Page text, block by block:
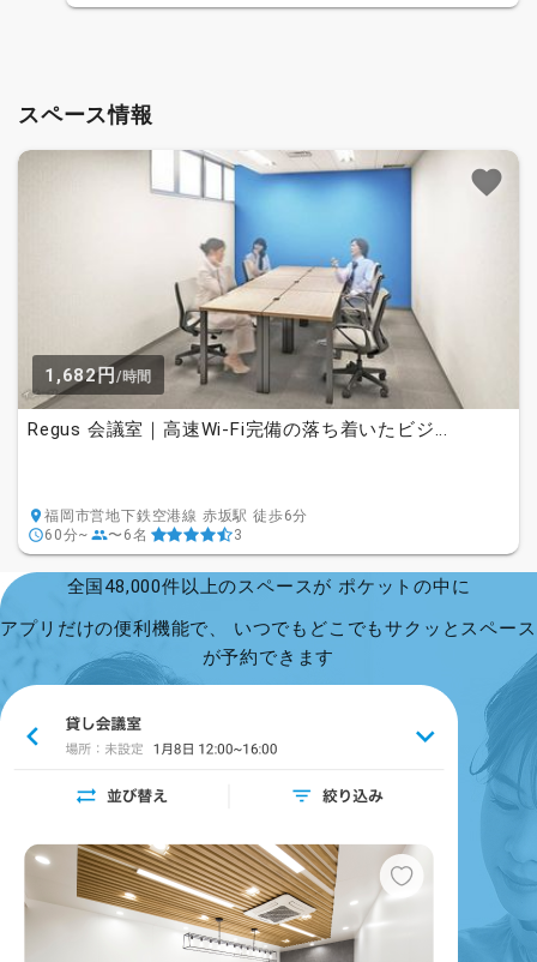
スペース情報
1,682円 /時間
Regus 会議室｜高速Wi-Fi完備の落ち着いたビジ...
福岡市営地下鉄空港線 赤坂駅 徒歩6分
60分~
〜6名 3
全国48,000件以上のスペースが ポケットの中に
アプリだけの便利機能で、 いつでもどこでもサクッとスペース
が予約できます